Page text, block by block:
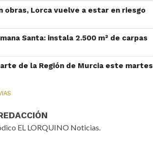
obras, Lorca vuelve a estar en riesgo
Santa: instala 2.500 m² de carpas
de la Región de Murcia este martes
EL LORQUINO Noticias.